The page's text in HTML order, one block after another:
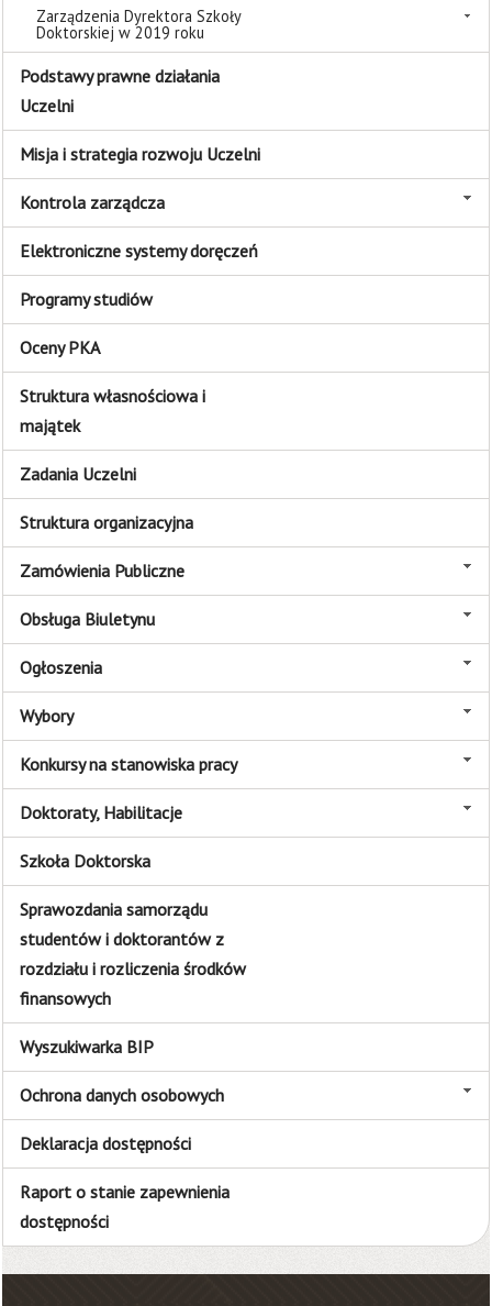
Zarządzenia Dyrektora Szkoły
Doktorskiej w 2019 roku
Podstawy prawne działania
Uczelni
Misja i strategia rozwoju Uczelni
Kontrola zarządcza
Elektroniczne systemy doręczeń
Programy studiów
Oceny PKA
Struktura własnościowa i
majątek
Zadania Uczelni
Struktura organizacyjna
Zamówienia Publiczne
Obsługa Biuletynu
Ogłoszenia
Wybory
Konkursy na stanowiska pracy
Doktoraty, Habilitacje
Szkoła Doktorska
Sprawozdania samorządu
studentów i doktorantów z
rozdziału i rozliczenia środków
finansowych
Wyszukiwarka BIP
Ochrona danych osobowych
Deklaracja dostępności
Raport o stanie zapewnienia
dostępności